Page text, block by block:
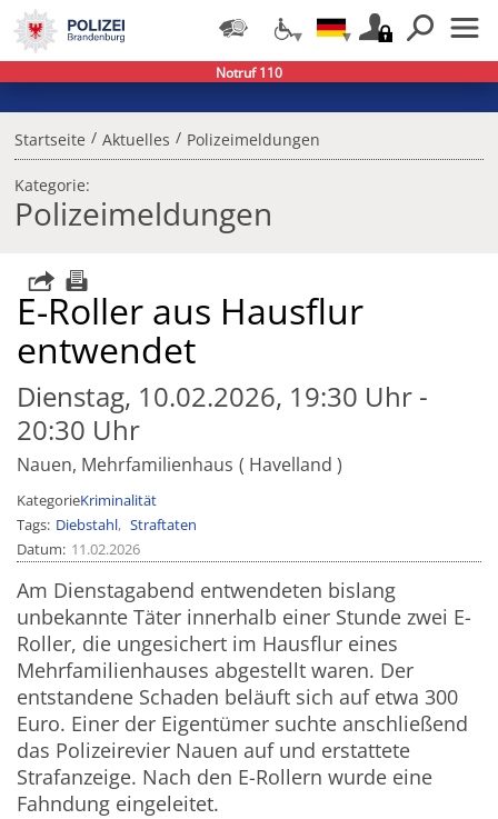
Startseite / Aktuelles / Polizeimeldungen
Kategorie:
Polizeimeldungen
E-Roller aus Hausflur
entwendet
Dienstag, 10.02.2026, 19:30 Uhr -
20:30 Uhr
Nauen, Mehrfamilienhaus Havelland
KategorieKriminalität
Tags Diebstahl
Straftaten
Datum 11.02.2026
Am Dienstagabend entwendeten bislang
unbekannte Täter innerhalb einer Stunde zwei E-
Roller, die ungesichert im Hausflur eines
Mehrfamilienhauses abgestellt waren. Der
entstandene Schaden beläuft sich auf etwa 300
Euro. Einer der Eigentümer suchte anschließend
das Polizeirevier Nauen auf und erstattete
Strafanzeige. Nach den E-Rollern wurde eine
Fahndung eingeleitet.
Notruf 110